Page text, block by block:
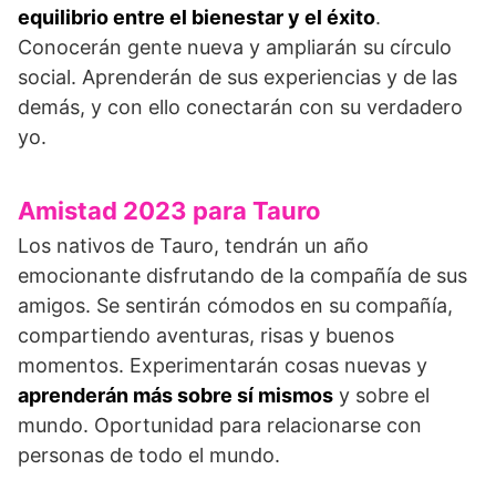
equilibrio entre el bienestar y el éxito.
Conocerán gente nueva y ampliarán su círculo
social. Aprenderán de sus experiencias y de las
demás, y con ello conectarán con su verdadero
yo.
Amistad 2023 para Tauro
Los nativos de Tauro, tendrán un año
emocionante disfrutando de la compañía de sus
amigos. Se sentirán cómodos en su compañía,
compartiendo aventuras, risas y buenos
momentos. Experimentarán cosas nuevas y
aprenderán más sobre sí mismos y sobre el
mundo. Oportunidad para relacionarse con
personas de todo el mundo.